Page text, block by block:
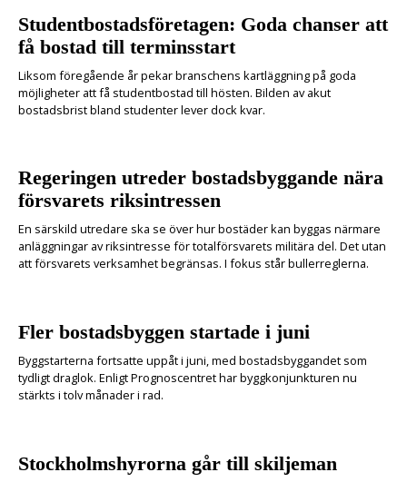
Studentbostadsföretagen: Goda chanser att
få bostad till terminsstart
Liksom föregående år pekar branschens kartläggning på goda
möjligheter att få studentbostad till hösten. Bilden av akut
bostadsbrist bland studenter lever dock kvar.
Regeringen utreder bostadsbyggande nära
försvarets riksintressen
En särskild utredare ska se över hur bostäder kan byggas närmare
anläggningar av riksintresse för totalförsvarets militära del. Det utan
att försvarets verksamhet begränsas. I fokus står bullerreglerna.
Fler bostadsbyggen startade i juni
Byggstarterna fortsatte uppåt i juni, med bostadsbyggandet som
tydligt draglok. Enligt Prognoscentret har byggkonjunkturen nu
stärkts i tolv månader i rad.
Stockholmshyrorna går till skiljeman